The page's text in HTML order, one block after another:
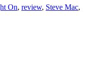
On, review, Steve Mac,